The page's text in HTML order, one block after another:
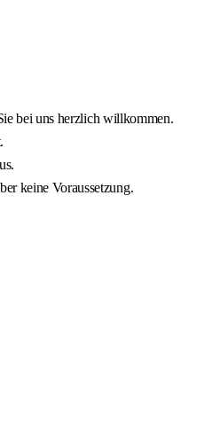
bei uns herzlich willkommen.
keine Voraussetzung.